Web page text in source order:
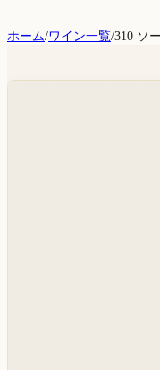
ホーム/ワイン一覧/310 ソ